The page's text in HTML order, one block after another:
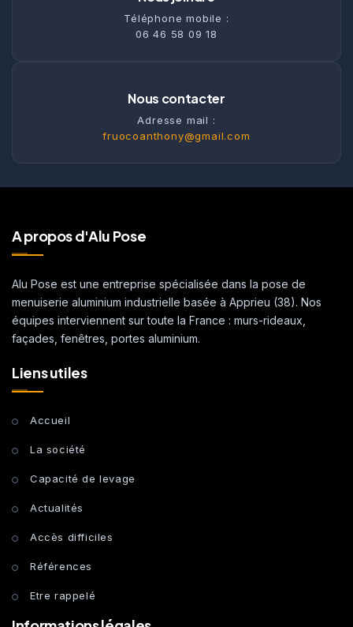
Téléphone mobile :
06 46 58 09 18
Nous contacter
Adresse mail :
fruocoanthony@gmail.com
A propos d'Alu Pose
Alu Pose est une entreprise spécialisée dans la pose de
menuiserie aluminium industrielle basée à Apprieu (38). Nos
équipes interviennent sur toute la France : murs-rideaux,
façades, fenêtres, portes aluminium.
Liens utiles
Accueil
La société
Capacité de levage
Actualités
Accès difficiles
Références
Etre rappelé